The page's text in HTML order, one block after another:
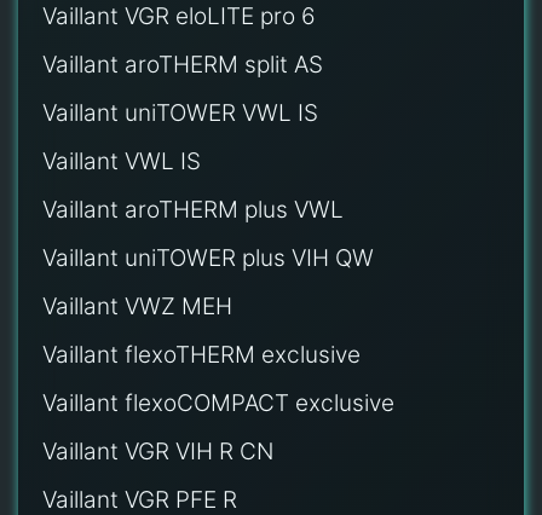
Vaillant VGR eloLITE pro 6
Vaillant aroTHERM split AS
Vaillant uniTOWER VWL IS
Vaillant VWL IS
Vaillant aroTHERM plus VWL
Vaillant uniTOWER plus VIH QW
Vaillant VWZ MEH
Vaillant flexoTHERM exclusive
Vaillant flexoCOMPACT exclusive
Vaillant VGR VIH R CN
Vaillant VGR PFE R